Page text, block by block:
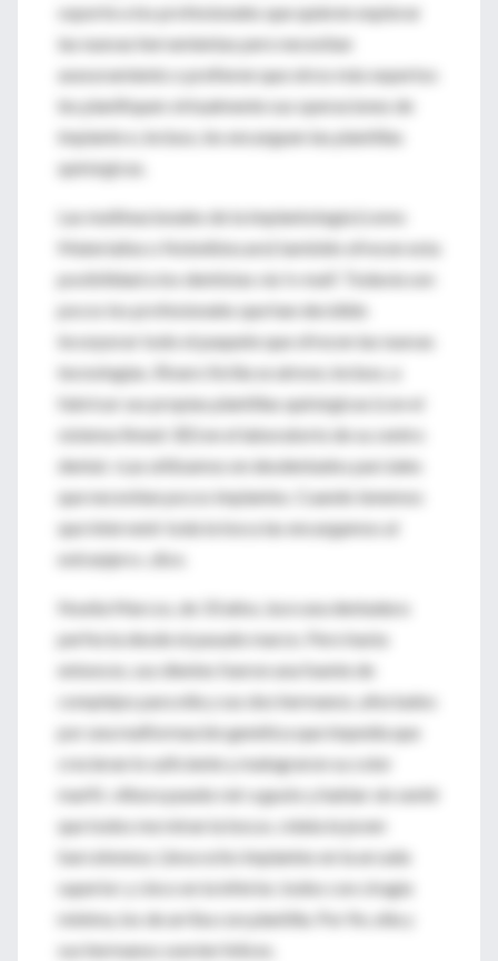
soporte a los profesionales que quieren explorar
las nuevas herramientas pero necesitan
asesoramiento o prefieren que otros más expertos
les planifiquen virtualmente sus operaciones de
implante e, incluso, les encarguen las plantillas
quirúrgicas.
Las multinacionales de la implantología (como
Materialise o Nobelbiocare) también ofrecen esta
posibilidad a los dentistas vía 'e-mail'. Todavía son
pocos los profesionales que han decidido
incorporar todo el paquete que ofrecen las nuevas
tecnologías. Álvaro Sicilia se atreve, incluso, a
fabricar sus propias plantillas quirúrgicas (con el
sistema Xmed-3D) en el laboratorio de su centro
dental. «Las utilizamos en desdentados parciales
que necesitan pocos implantes. Cuando tenemos
que intervenir toda la boca las encargamos al
extranjero», dice.
Noelia Marcos, de 33 años, luce una dentadura
perfecta desde el pasado marzo. Pero hasta
entonces, sus dientes fueron una fuente de
complejos para ella y sus dos hermanos, afectados
por una malformación genética que impedía que
crecieran lo suficiente y malograron su color
marfil. «Ahora puedo reír a gusto y hablar sin sentir
que todos me miran la boca», relata la joven
barcelonesa. Lleva ocho implantes en la arcada
superior y cinco en la inferior, todos con cirugía
mínima, los de arriba con plantilla. Por fin, ella y
sus hermanos sonríen felices.